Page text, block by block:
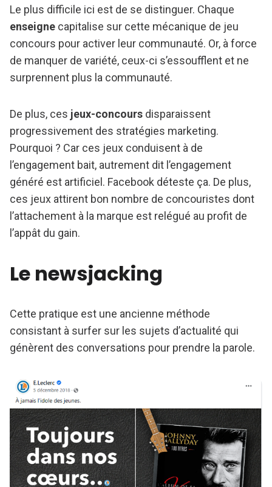
Le plus difficile ici est de se distinguer. Chaque
enseigne capitalise sur cette mécanique de jeu
concours pour activer leur communauté. Or, à force
de manquer de variété, ceux-ci s’essoufflent et ne
surprennent plus la communauté.
De plus, ces jeux-concours disparaissent
progressivement des stratégies marketing.
Pourquoi ? Car ces jeux conduisent à de
l’engagement bait, autrement dit l’engagement
généré est artificiel. Facebook déteste ça. De plus,
ces jeux attirent bon nombre de concouristes dont
l’attachement à la marque est relégué au profit de
l’appât du gain.
Le newsjacking
Cette pratique est une ancienne méthode
consistant à surfer sur les sujets d’actualité qui
génèrent des conversations pour prendre la parole.